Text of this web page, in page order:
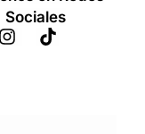
Sociales